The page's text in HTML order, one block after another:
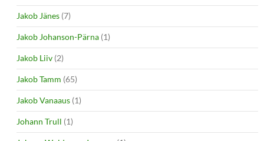
Jakob Jänes (7)
Jakob Johanson-Pärna (1)
Jakob Liiv (2)
Jakob Tamm (65)
Jakob Vanaaus (1)
Johann Trull (1)